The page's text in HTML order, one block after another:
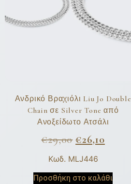
Ανδρικό Βραχιόλι Liu Jo Double
Chain σε Silver Tone από
Ανοξείδωτο Ατσάλι
€29,00 €26,10
Κωδ. MLJ446
Προσθήκη στο καλάθι